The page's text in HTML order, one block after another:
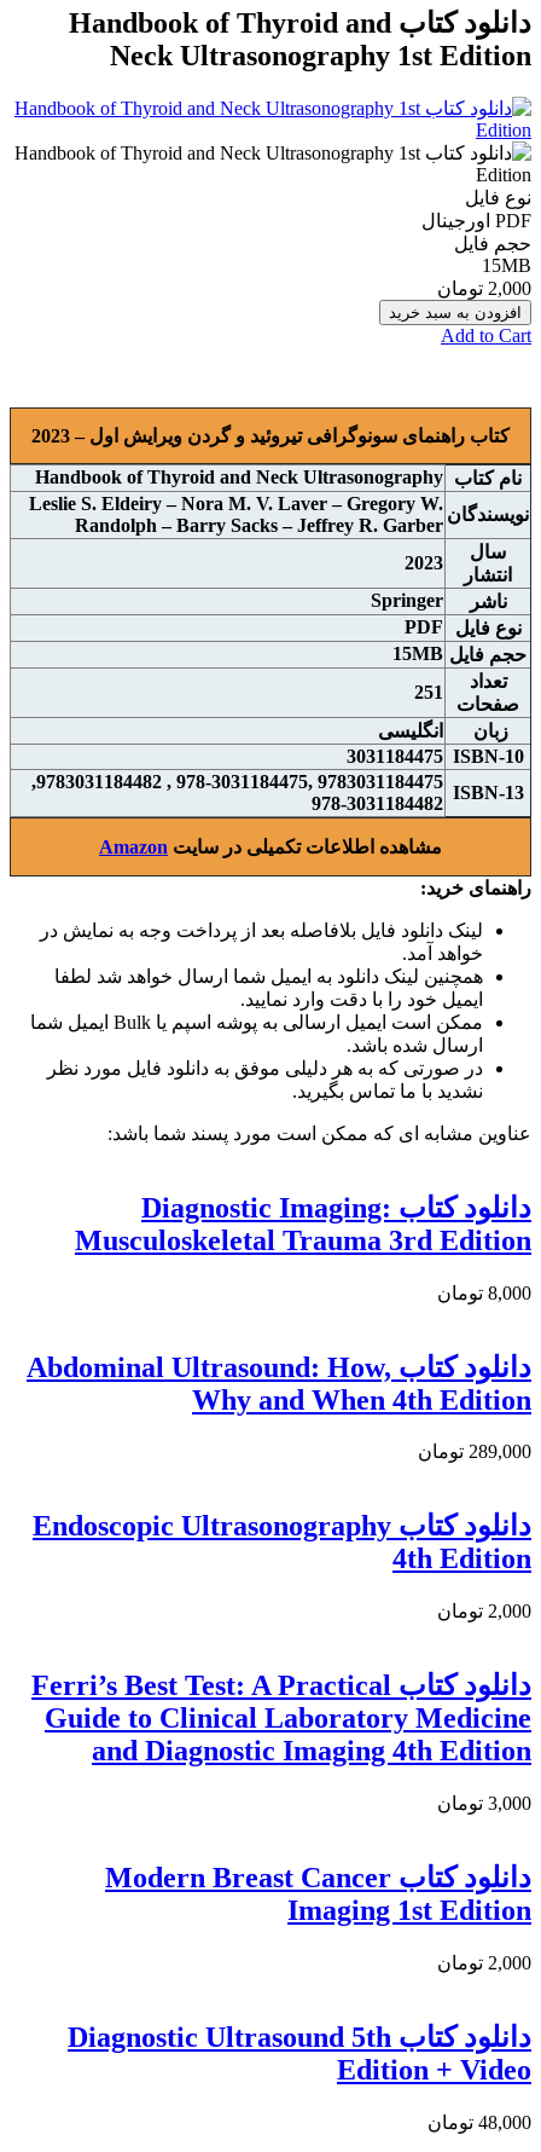
دانلود کتاب Handbook of Thyroid and
Neck Ultrasonography 1st Edition
نوع فایل
PDF اورجينال
حجم فایل
15MB
2,000 تومان
افزودن به سبد خرید
Add to Cart
کتاب راهنمای سونوگرافی تیروئید و گردن ویرایش اول – 2023
نام کتاب Handbook of Thyroid and Neck Ultrasonography
نويسندگان
Leslie S. Eldeiry – Nora M. V. Laver – Gregory W.
Randolph – Barry Sacks – Jeffrey R. Garber
سال
انتشار
2023
ناشر
Springer
نوع فايل
PDF
حجم فايل 15MB
تعداد
صفحات
251
زبان
انگلیسی
ISBN-10
3031184475
ISBN-13
9783031184475 ,978-3031184475 , 9783031184482,
978-3031184482
مشاهده اطلاعات تکمیلی در سایت Amazon
راهنمای خرید:
لینک دانلود فایل بلافاصله بعد از پرداخت وجه به نمایش در
خواهد آمد.
همچنین لینک دانلود به ایمیل شما ارسال خواهد شد لطفا
ایمیل خود را با دقت وارد نمایید.
ممکن است ایمیل ارسالی به پوشه اسپم یا Bulk ایمیل شما
ارسال شده باشد.
در صورتی که به هر دلیلی موفق به دانلود فایل مورد نظر
نشدید با ما تماس بگیرید.
عناوین مشابه ای که ممکن است مورد پسند شما باشد:
دانلود كتاب Diagnostic Imaging:
Musculoskeletal Trauma 3rd Edition
8,000 تومان
دانلود کتاب Abdominal Ultrasound: How,
Why and When 4th Edition
289,000 تومان
دانلود کتاب Endoscopic Ultrasonography
4th Edition
2,000 تومان
دانلود کتاب Ferri’s Best Test: A Practical
Guide to Clinical Laboratory Medicine
and Diagnostic Imaging 4th Edition
3,000 تومان
دانلود كتاب Modern Breast Cancer
Imaging 1st Edition
2,000 تومان
دانلود کتاب Diagnostic Ultrasound 5th
Edition + Video
48,000 تومان